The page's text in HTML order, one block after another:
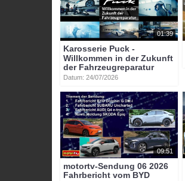
01:39
Karosserie Puck -
Willkommen in der Zukunft
der Fahrzeugreparatur
Datum: 24/07/2026
09:51
motortv-Sendung 06 2026
Fahrbericht vom BYD